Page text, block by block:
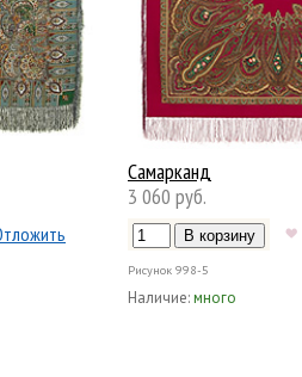
Самарканд
3 060 руб.
Рисунок 998-5
Наличие:много